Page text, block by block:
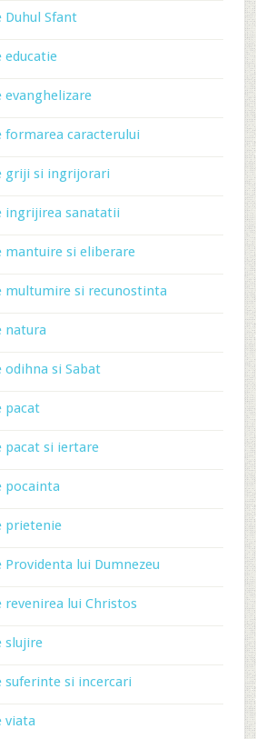
Duhul Sfant
educatie
evanghelizare
formarea caracterului
griji si ingrijorari
ingrijirea sanatatii
mantuire si eliberare
multumire si recunostinta
natura
odihna si Sabat
pacat
pacat si iertare
pocainta
prietenie
lui Dumnezeu
revenirea lui Christos
slujire
suferinte si incercari
viata